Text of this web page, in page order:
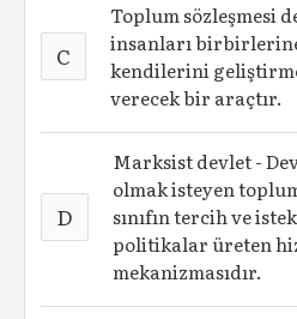
C
Toplum sözleşmesi
insanları
kendilerini
verecek bir araçtır.
D
Marksist devlet -
olmak isteyen
sınıfın tercih ve
politikalar üreten
mekanizmasıdır.